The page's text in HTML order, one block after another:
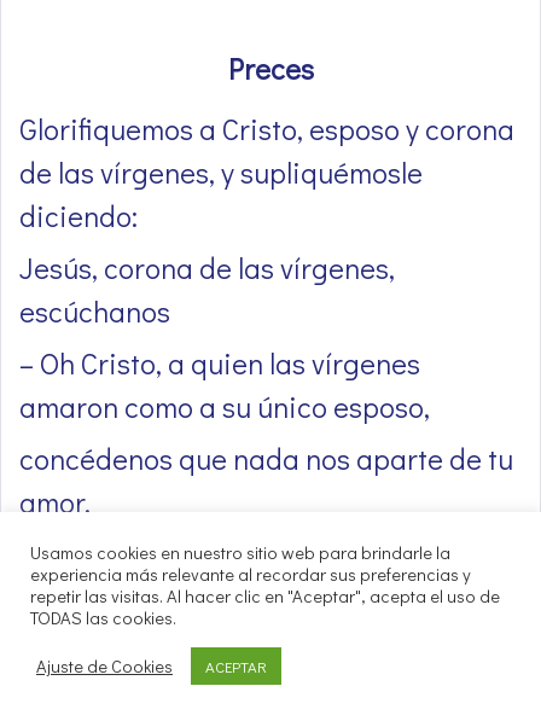
Preces
Glorifiquemos a Cristo, esposo y corona
de las vírgenes, y supliquémosle
diciendo:
Jesús, corona de las vírgenes,
escúchanos
– Oh Cristo, a quien las vírgenes
amaron como a su único esposo,
concédenos que nada nos aparte de tu
amor.
– Tú que coronaste a María como reina
de las vírgenes,
concédenos, por su intercesión,
servirte siempre con pureza de
Usamos cookies en nuestro sitio web para brindarle la
experiencia más relevante al recordar sus preferencias y
repetir las visitas. Al hacer clic en "Aceptar", acepta el uso de
TODAS las cookies.
Ajuste de Cookies ACEPTAR